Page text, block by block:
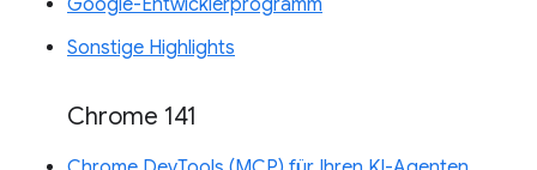
Google-Entwicklerprogramm
Sonstige Highlights
Chrome 141